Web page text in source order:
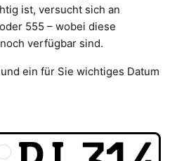
ist, versucht sich an
555 – wobei diese
verfügbar sind.
ein für Sie wichtiges Datum